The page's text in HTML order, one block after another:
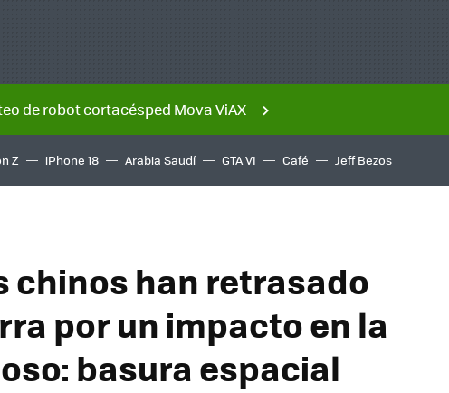
de robot cortacésped Mova ViAX
Z iPhone 18 Arabia Saudí GTA VI Café Jeff Bezos
chinos han retrasado
por un impacto en la
basura espacial